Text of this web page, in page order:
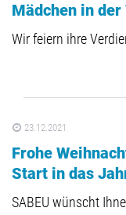
Mädchen in
Wir feiern ihre
23.12.2021
Frohe
Start in das
SABEU wünscht